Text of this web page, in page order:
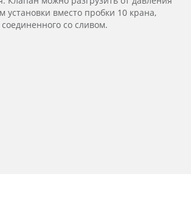
установки вместо пробки 10 крана,
соединенного со сливом.